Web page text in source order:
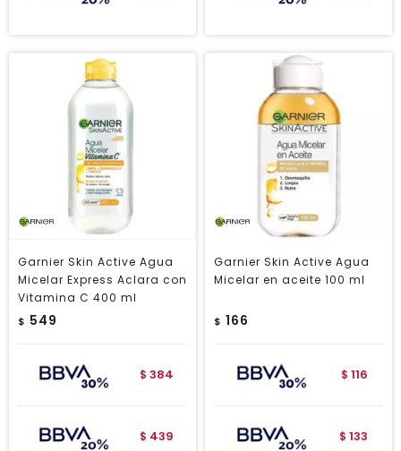
Garnier Skin Active Agua
Micelar Express Aclara con
Vitamina C 400 ml
$ 549
$ 384
$ 439
Garnier Skin Active Agua
Micelar en aceite 100 ml
$ 166
$ 116
$ 133